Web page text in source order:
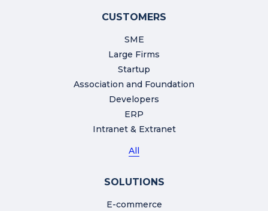
CUSTOMERS
SME
Large Firms
Startup
Association and Foundation
Developers
ERP
Intranet & Extranet
All
SOLUTIONS
E-commerce